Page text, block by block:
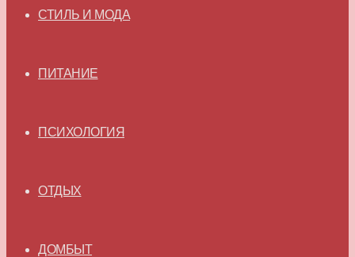
СТИЛЬ И МОДА
ПИТАНИЕ
ПСИХОЛОГИЯ
ОТДЫХ
ДОМБЫТ